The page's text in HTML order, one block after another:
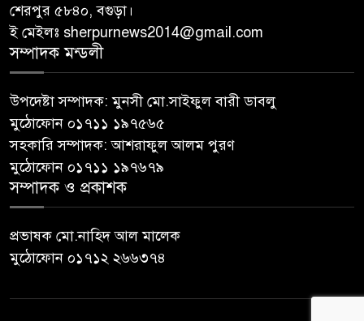
শেরপুর ৫৮৪০, বগুড়া।
ই মেইলঃ sherpurnews2014@gmail.com
সম্পাদক মন্ডলী
উপদেষ্টা সম্পাদক: মুনসী মো.সাইফুল বারী ডাবলু
মুঠোফোন ০১৭১১ ১৯৭৫৬৫
সহকারি সম্পাদক: আশরাফুল আলম পুরণ
মুঠোফোন ০১৭১১ ১৯৭৬৭৯
সম্পাদক ও প্রকাশক
প্রভাষক মো.নাহিদ আল মালেক
মুঠোফোন ০১৭১২ ২৬৬৩৭৪